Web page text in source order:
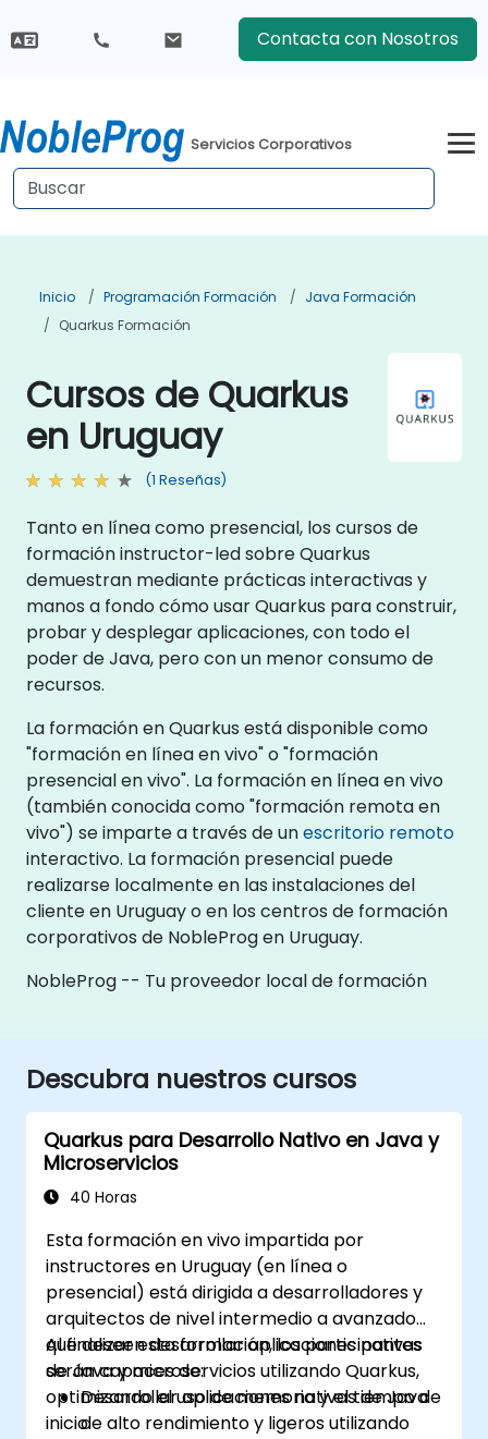
Contacta con Nosotros
Servicios Corporativos
Inicio Programación Formación
Java Formación
Quarkus Formación
Cursos de Quarkus
en Uruguay
(1 Reseñas)
Tanto en línea como presencial, los cursos de
formación instructor-led sobre Quarkus
demuestran mediante prácticas interactivas y
manos a fondo cómo usar Quarkus para construir,
probar y desplegar aplicaciones, con todo el
poder de Java, pero con un menor consumo de
recursos.
La formación en Quarkus está disponible como
"formación en línea en vivo" o "formación
presencial en vivo". La formación en línea en vivo
(también conocida como "formación remota en
vivo") se imparte a través de unescritorio remoto
interactivo. La formación presencial puede
realizarse localmente en las instalaciones del
cliente en Uruguay o en los centros de formación
corporativos de NobleProg en Uruguay.
NobleProg -- Tu proveedor local de formación
Descubra nuestros cursos
Quarkus para Desarrollo Nativo en Java y
Microservicios
40 Horas
Esta formación en vivo impartida por
instructores en Uruguay (en línea o
presencial) está dirigida a desarrolladores y
arquitectos de nivel intermedio a avanzado
que deseen desarrollar aplicaciones nativas
de Java y microservicios utilizando Quarkus,
optimizando el uso de memoria y el tiempo de
inicio.
Al finalizar esta formación, los participantes
serán capaces de:
Desarrollar aplicaciones nativas de Java
de alto rendimiento y ligeros utilizando